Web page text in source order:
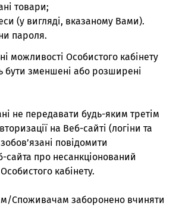
товари;
(у вигляді, вказаному Вами).
пароля.
можливості Особистого кабінету
бути зменшені або розширені
не передавати будь-яким третім
на Веб-сайті (логіни та
повідомити
сайта про несанкціонований
кабінету.
Споживачам заборонено вчиняти